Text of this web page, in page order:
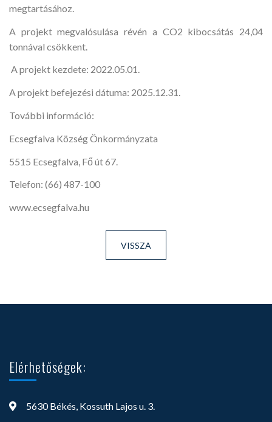
megtartásához.
A projekt megvalósulása révén a CO2 kibocsátás 24,04
tonnával csökkent.
A projekt kezdete: 2022.05.01.
A projekt befejezési dátuma: 2025.12.31.
További információ:
Ecsegfalva Község Önkormányzata
5515 Ecsegfalva, Fő út 67.
Telefon: (66) 487-100
www.ecsegfalva.hu
VISSZA
Elérhetőségek:
5630 Békés, Kossuth Lajos u. 3.